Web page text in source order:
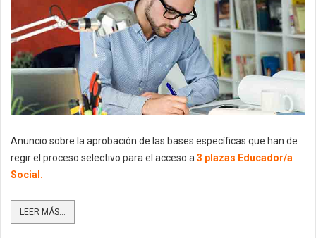
Anuncio sobre la aprobación de las bases específicas que han de
regir el proceso selectivo para el acceso a 3 plazas Educador/a
Social.
LEER MÁS...